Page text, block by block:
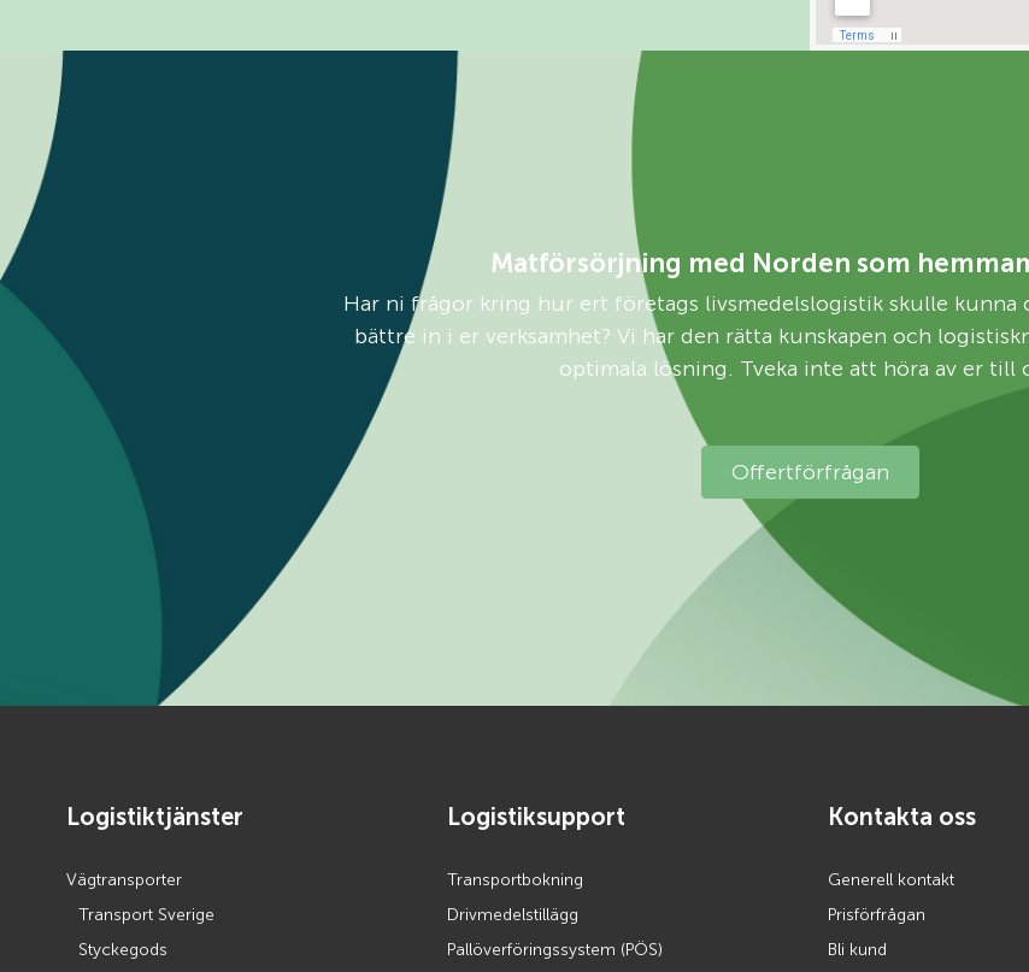
Matförsörjning med Norden som
Har ni frågor kring hur ert företags livsmedelslogistik skulle kunna
bättre in i er verksamhet? Vi har den rätta kunskapen och
optimala lösning. Tveka inte att höra av er till
Offertförfrågan
Logistiktjänster
Vägtransporter
Transport Sverige
Styckegods
Logistiksupport
Transportbokning
Drivmedelstillägg
Pallöverföringssystem (PÖS)
Kontakta oss
Generell kontakt
Prisförfrågan
Bli kund